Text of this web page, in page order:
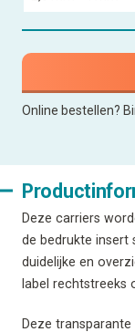
Online bestellen?
Deze carriers
de bedrukte insert
duidelijke en
label rechtstreeks
Deze